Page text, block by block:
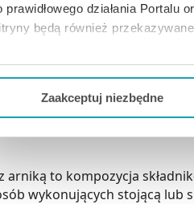
prawidłowego działania
będą również
chcesz dostosować swoją
Zaakceptuj niezbędne
arniką to kompozycja
wykonujących stojącą lub